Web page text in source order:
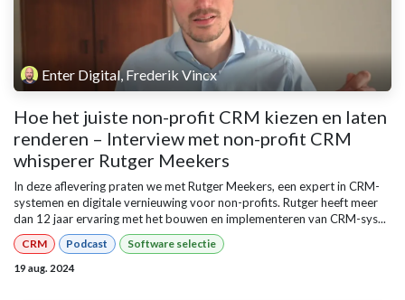
Enter Digital, Frederik Vincx
Hoe het juiste non-profit CRM kiezen en laten
renderen – Interview met non-profit CRM
whisperer Rutger Meekers
In deze aflevering praten we met Rutger Meekers, een expert in CRM-
systemen en digitale vernieuwing voor non-profits. Rutger heeft meer
dan 12 jaar ervaring met het bouwen en implementeren van CRM-sys...
CRM Podcast Software selectie
19 aug. 2024